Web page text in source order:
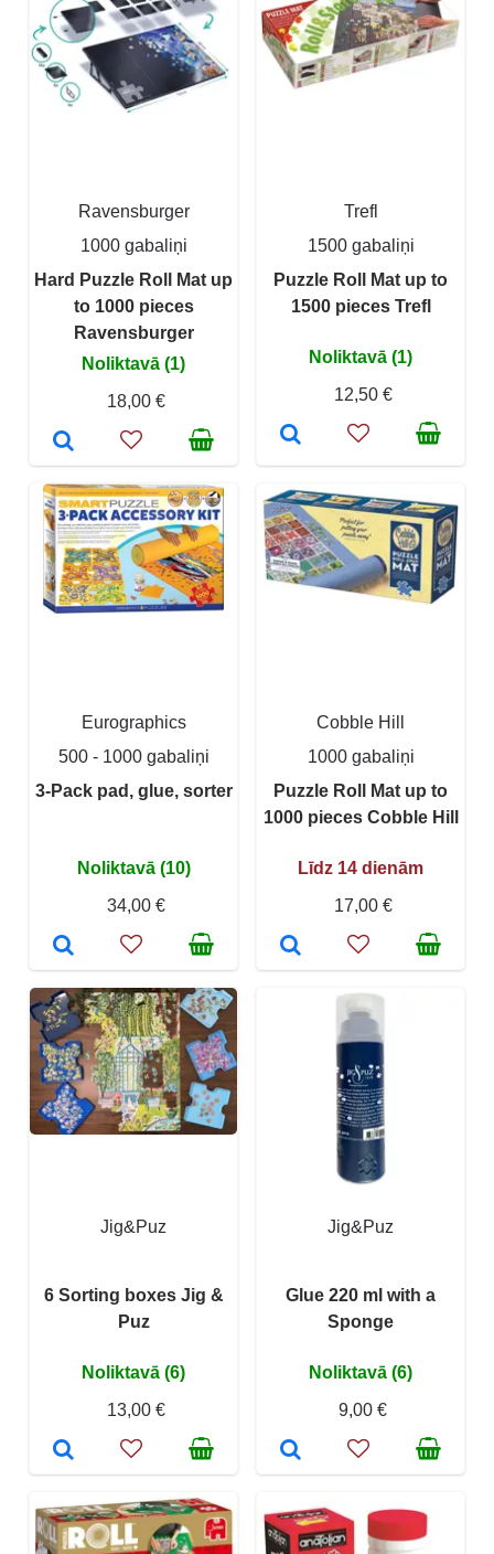
Ravensburger
1000 gabaliņi
Hard Puzzle Roll Mat up
to 1000 pieces
Ravensburger
Noliktavā (1)
18,00 €
Trefl
1500 gabaliņi
Puzzle Roll Mat up to
1500 pieces Trefl
Noliktavā (1)
12,50 €
Eurographics
500 - 1000 gabaliņi
3-Pack pad, glue, sorter
Noliktavā (10)
34,00 €
Cobble Hill
1000 gabaliņi
Puzzle Roll Mat up to
1000 pieces Cobble Hill
Līdz 14 dienām
17,00 €
Jig&Puz
6 Sorting boxes Jig &
Puz
Noliktavā (6)
13,00 €
Jig&Puz
Glue 220 ml with a
Sponge
Noliktavā (6)
9,00 €